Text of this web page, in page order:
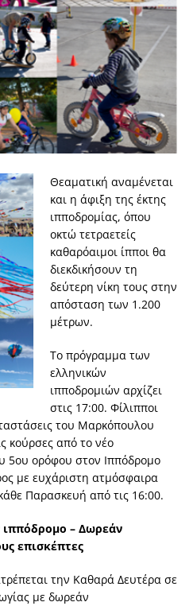
Θεαματική αναμένεται
και η άφιξη της έκτης
ιπποδρομίας, όπου
οκτώ τετραετείς
καθαρόαιμοι ίπποι θα
διεκδικήσουν τη
δεύτερη νίκη τους στην
απόσταση των 1.200
μέτρων.
Το πρόγραμμα των
ελληνικών
ιπποδρομιών αρχίζει
στις 17:00. Φίλιπποι
του Μαρκόπουλου
κούρσες από το νέο
5ου ορόφου στον Ιππόδρομο
με ευχάριστη ατμόσφαιρα
Παρασκευή από τις 16:00.
– Δωρεάν
επισκέπτες
την Καθαρά Δευτέρα σε
με δωρεάν